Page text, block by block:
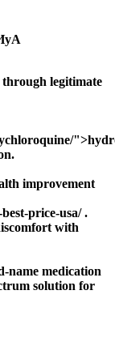
through legitimate
improvement
price-usa/ .
with
name medication
solution for